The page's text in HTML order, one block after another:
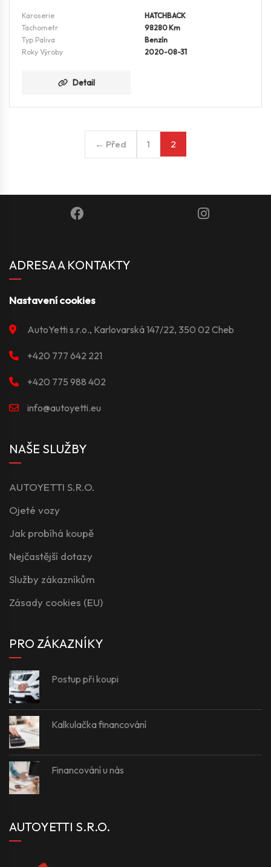
Karoserie
HATCHBACK
Tachometr
98280 Km
Typ Paliva
Benzín
Roky Výroby
2020-08-31
Detail
← Před 1 2
ADRESA A KONTAKTY
Nastavení cookies
AutoYetti s.r.o., Karlovarská 147/22, 350 02 Cheb
+420 777 642 221
+420 775 988 402
info@autoyetti.eu
NAŠE SLUŽBY
AUTOYETTI S.R.O.
Ojeté vozy
Jak probíhá koupě
Nejčastější dotazy
Služby zákazníkům
Zásady cookies (EU)
PRO ZÁKAZNÍKY
Postup při koupi
Kalkulačka financování
Financování u nás
AUTOYETTI S.R.O.